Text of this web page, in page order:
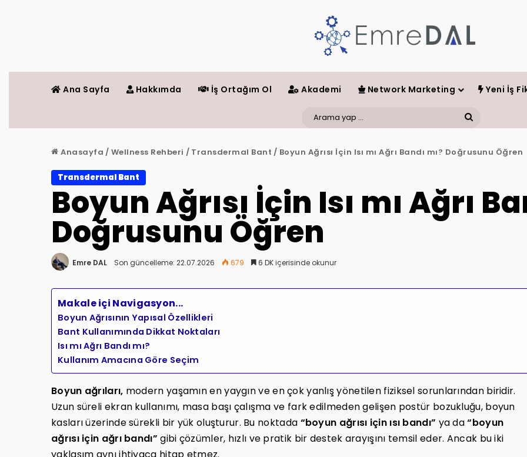
Ana Sayfa Hakkımda İş Ortağım Ol Akademi Network Marketing Yeni İş
Arama
Anasayfa / Wellness Rehberi / Transdermal Bant / Boyun Ağrısı İçin Isı mı Ağrı Bandı mı? Doğrusunu Öğren
Transdermal Bant
Boyun Ağrısı İçin Isı mı Ağrı
Doğrusunu Öğren
Emre DAL Son güncelleme: 22.07.2026 679 6 DK içerisinde okunur
Makale içi Navigasyon...
Boyun Ağrısının Yapısal Özellikleri
Bant Kullanımında Dikkat Noktaları
Isı mı Ağrı Bandı mı?
Kullanım Amacına Göre Seçim
Boyun ağrıları, modern yaşamın en yaygın ve en çok yanlış yönetilen fiziksel sorunlarından biridir.
Uzun süreli ekran kullanımı, masa başı çalışma ve fark edilmeden gelişen postür bozukluğu, boyun
kasları üzerinde sürekli bir yük oluşturur. Bu noktada “boyun ağrısı için ısı bandı” ya da“boyun
ağrısı için ağrı bandı” gibi çözümler, hızlı ve pratik bir destek arayışını temsil eder. Ancak bu iki